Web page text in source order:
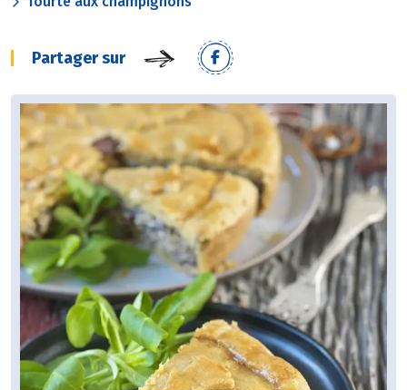
Partager sur